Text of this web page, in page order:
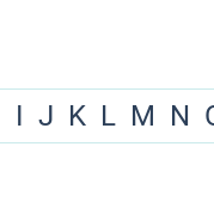
I J K L M N